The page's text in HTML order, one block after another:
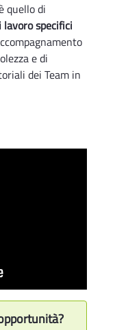
quello di
specifici
e di
dei Team in